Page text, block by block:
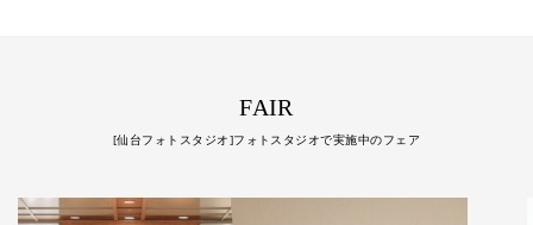
FAIR
[仙台フォトスタジオ]フォトスタジオで実施中のフェア